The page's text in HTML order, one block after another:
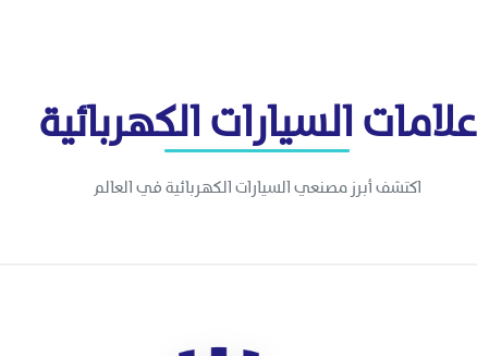
علامات السيارات الكهربائية
اكتشف أبرز مصنعي السيارات الكهربائية في العالم